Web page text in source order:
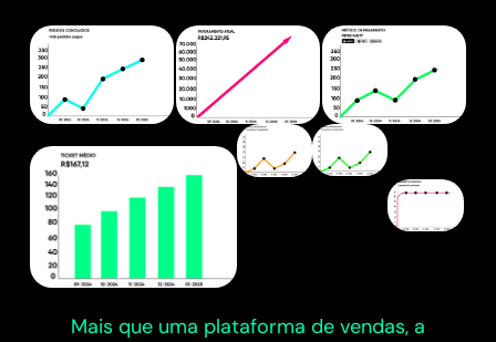
Mais que uma plataforma de vendas, a